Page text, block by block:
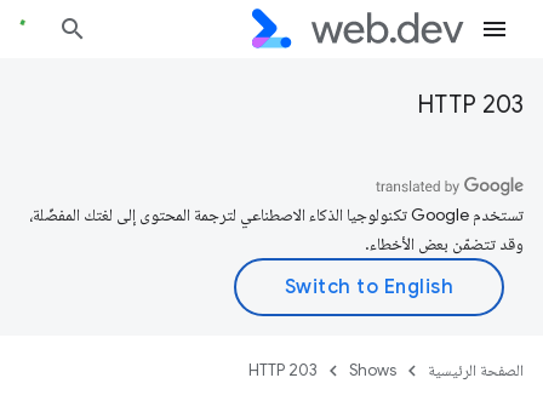
HTTP 203
تستخدم Google تكنولوجيا الذكاء الاصطناعي لترجمة المحتوى إلى لغتك المفضّلة،
وقد تتضمّن بعض الأخطاء.
الصفحة الرئيسية Shows
HTTP 203